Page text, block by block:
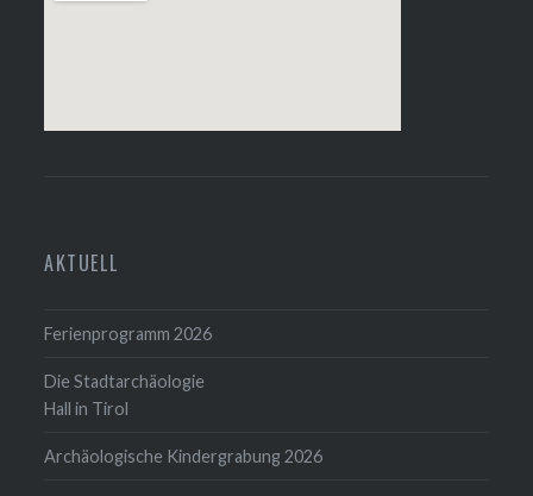
AKTUELL
Ferienprogramm 2026
Die Stadtarchäologie
Hall in Tirol
Archäologische Kindergrabung 2026